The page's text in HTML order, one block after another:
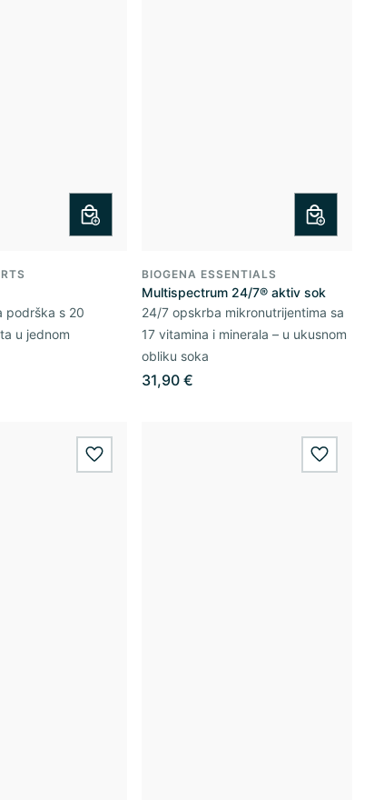
podrška s 20
u jednom
BIOGENA ESSENTIALS
Multispectrum 24/7® aktiv sok
24/7 opskrba mikronutrijentima sa
17 vitamina i minerala – u ukusnom
obliku soka
31,90 €
wishlist.add